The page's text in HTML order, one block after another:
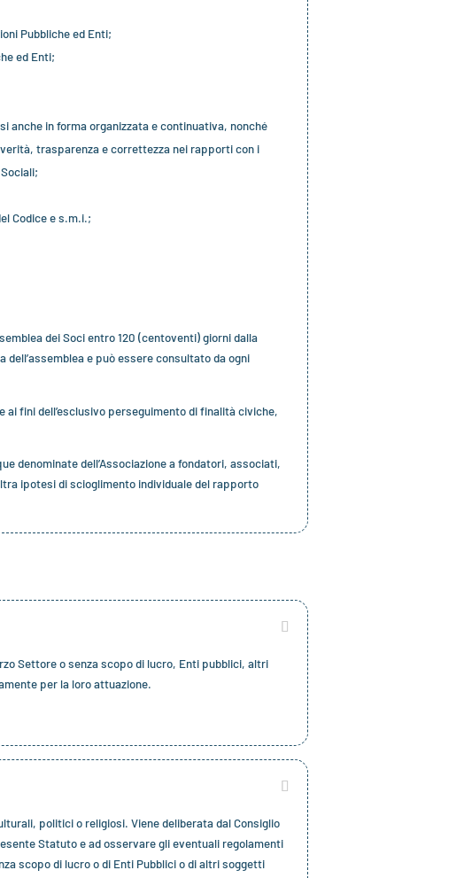
Pubbliche ed Enti;
ed Enti;
anche in forma organizzata e continuativa, nonché
trasparenza e correttezza nei rapporti con i
Codice e s.m.i.;
dei Soci entro 120 (centoventi) giorni dalla
e può essere consultato da ogni
fini dell’esclusivo perseguimento di finalità civiche,
denominate dell’Associazione a fondatori, associati,
ipotesi di scioglimento individuale del rapporto
Settore o senza scopo di lucro, Enti pubblici, altri
per la loro attuazione.
politici o religiosi. Viene deliberata dal Consiglio
Statuto e ad osservare gli eventuali regolamenti
scopo di lucro o di Enti Pubblici o di altri soggetti